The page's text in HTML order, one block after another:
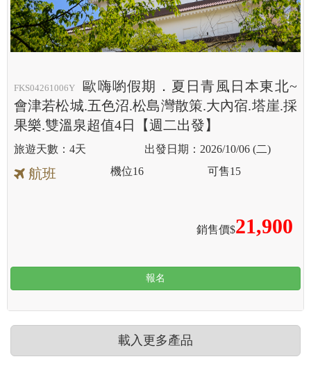
FKS04261006Y
歐嗨喲假期．夏日青風日本東北~
會津若松城.五色沼.松島灣散策.大內宿.塔崖.採
果樂.雙溫泉超值4日【週二出發】
4天 2026/10/06 (二)
航班
銷售價$21,900
機位16 可售15
報名
載入更多產品